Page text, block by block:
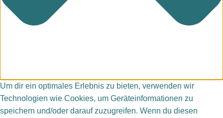
Um dir ein optimales Erlebnis zu bieten, verwenden wir
Technologien wie Cookies, um Geräteinformationen zu
speichern und/oder darauf zuzugreifen. Wenn du diesen